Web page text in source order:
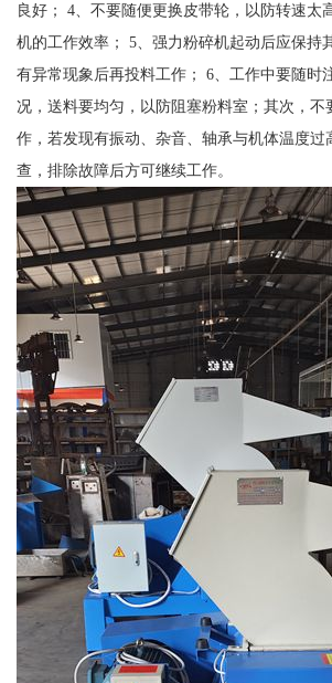
良好； 4、不要随便更换皮带轮，以防转速太
机的工作效率； 5、强力粉碎机起动后应保持
有异常现象后再投料工作； 6、工作中要随时
况，送料要均匀，以防阻塞粉料室；其次，不
作，若发现有振动、杂音、轴承与机体温度过
查，排除故障后方可继续工作。